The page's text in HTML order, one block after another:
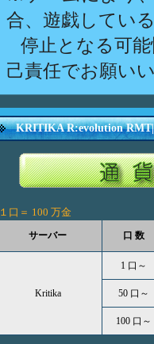
合、遊戯してい
停止となる可
己責任でお願い
KRITIKA R:evolution
１口＝ 100 万金
サーバー 口 数
Kritika
1 口～
50 口～
100 口～